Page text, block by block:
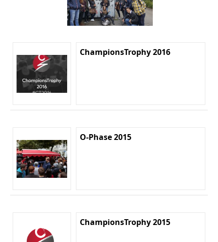
ChampionsTrophy 2016
O-Phase 2015
ChampionsTrophy 2015